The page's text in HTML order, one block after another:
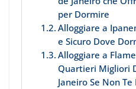
per Dormire
Alloggiare a
e Sicuro Dove
Alloggiare a
Quartieri Migliori
Janeiro Se Non